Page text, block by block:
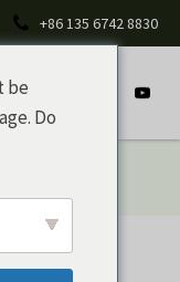
+86 135 6742 8830
be
Do